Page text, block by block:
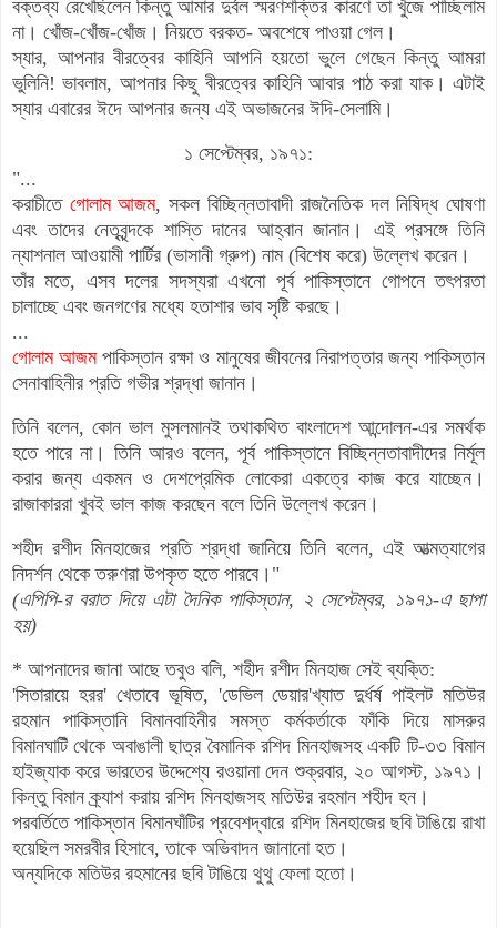
বক্তব্য রেখেছিলেন কিন্তু আমার দুর্বল স্মরণশক্তির কারণে তা খুঁজে পাচ্ছিলাম
না। খোঁজ-খোঁজ-খোঁজ। নিয়তে বরকত- অবশেষে পাওয়া গেল।
স্যার, আপনার বীরত্বের কাহিনি আপনি হয়তো ভুলে গেছেন কিন্তু আমরা
ভুলিনি! ভাবলাম, আপনার কিছু বীরত্বের কাহিনি আবার পাঠ করা যাক। এটাই
স্যার এবারের ঈদে আপনার জন্য এই অভাজনের ঈদি-সেলামি।
১ সেপ্টেম্বর, ১৯৭১:
"...
করাচীতে গোলাম আজম, সকল বিচ্ছিন্নতাবাদী রাজনৈতিক দল নিষিদ্ধ ঘোষণা
এবং তাদের নেতৃবৃন্দকে শাস্তি দানের আহ্বান জানান। এই প্রসঙ্গে তিনি
ন্যাশনাল আওয়ামী পার্টির (ভাসানী গ্রুপ) নাম (বিশেষ করে) উল্লেখ করেন।
তাঁর মতে, এসব দলের সদস্যরা এখনো পূর্ব পাকিস্তানে গোপনে তৎপরতা
চালাচ্ছে এবং জনগণের মধ্যে হতাশার ভাব সৃষ্টি করছে।
...
গোলাম আজমপাকিস্তান রক্ষা ও মানুষের জীবনের নিরাপত্তার জন্য পাকিস্তান
সেনাবাহিনীর প্রতি গভীর শ্রদ্ধা জানান।
তিনি বলেন, কোন ভাল মুসলমানই তথাকথিত বাংলাদেশ আন্দোলন-এর সমর্থক
হতে পারে না। তিনি আরও বলেন, পূর্ব পাকিস্তানে বিচ্ছিন্নতাবাদীদের নির্মূল
করার জন্য একমন ও দেশপ্রেমিক লোকেরা একত্রে কাজ করে যাচ্ছেন।
রাজাকাররা খুবই ভাল কাজ করছেন বলে তিনি উল্লেখ করেন।
শহীদ রশীদ মিনহাজের প্রতি শ্রদ্ধা জানিয়ে তিনি বলেন, এই আত্মত্যাগের
নিদর্শন থেকে তরুণরা উপকৃত হতে পারবে।"
(এপিপি-র বরাত দিয়ে এটা দৈনিক পাকিস্তান, ২ সেপ্টেম্বর, ১৯৭১-এ ছাপা
হয়)
* আপনাদের জানা আছে তবুও বলি, শহীদ রশীদ মিনহাজ সেই ব্যক্তি:
'সিতারায়ে হরর' খেতাবে ভূষিত, 'ডেভিল ডেয়ার'খ্যাত দুর্ধর্ষ পাইলট মতিউর
রহমান পাকিস্তানি বিমানবাহিনীর সমস্ত কর্মকর্তাকে ফাঁকি দিয়ে মাসরুর
বিমানঘাটিঁ থেকে অবাঙালী ছাত্র বৈমানিক রশিদ মিনহাজসহ একটি টি-৩৩ বিমান
হাইজ্যাক করে ভারতের উদ্দেশ্যে রওয়ানা দেন শুক্রবার, ২০ আগস্ট, ১৯৭১।
কিন্তু বিমান ক্র্যাশ করায় রশিদ মিনহাজসহ মতিউর রহমান শহীদ হন।
পরবর্তিতে পাকিস্তান বিমানঘাঁটির প্রবেশদ্বারে রশিদ মিনহাজের ছবি টাঙিয়ে রাখা
হয়েছিল সমরবীর হিসাবে, তাকে অভিবাদন জানানো হত।
অন্যদিকে মতিউর রহমানের ছবি টাঙিয়ে থুথু ফেলা হতো।